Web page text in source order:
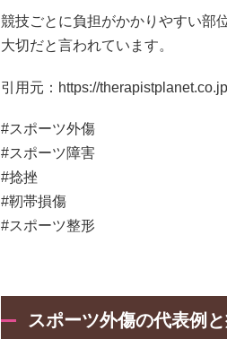
競技ごとに負担がかかりやすい部
大切だと言われています。
引用元： https://
#スポーツ外傷
#スポーツ障害
#捻挫
#靭帯損傷
#スポーツ整形
スポーツ外傷の代表例